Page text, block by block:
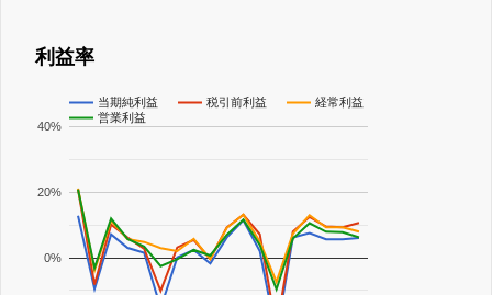
利益率
当期純利益 税引前利益
経常利益
営業利益
0%
20%
40%